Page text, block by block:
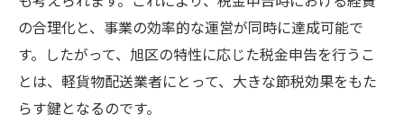
ニング
旭区の地理的利点を活かした配送スケジュ
ール
地元の道路事情に応じたコスト削減策
の合理化と、事業の効率的な運営が同時に達成可能で
す。したがって、旭区の特性に応じた税金申告を行うこ
とは、軽貨物配送業者にとって、大きな節税効果をもた
らす鍵となるのです。